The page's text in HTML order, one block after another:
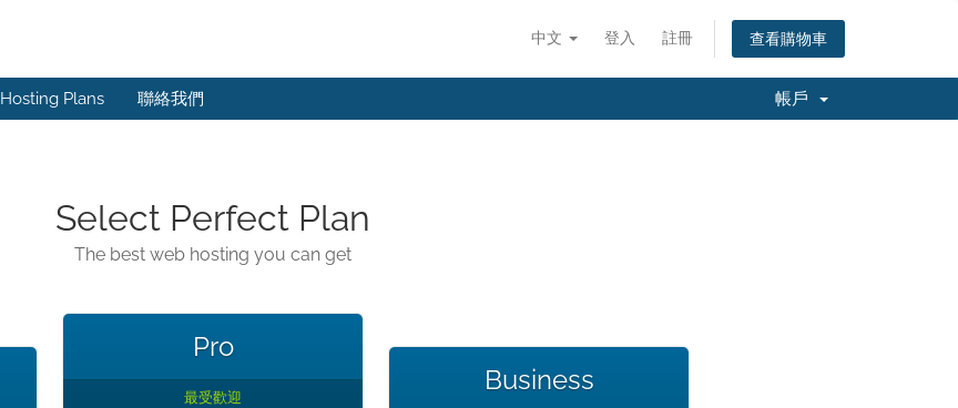
中文 登入 註冊 查看購物車
Hosting Plans 聯絡我們 帳戶
Select Perfect Plan
The best web hosting you can get
Pro
最受歡迎
Business